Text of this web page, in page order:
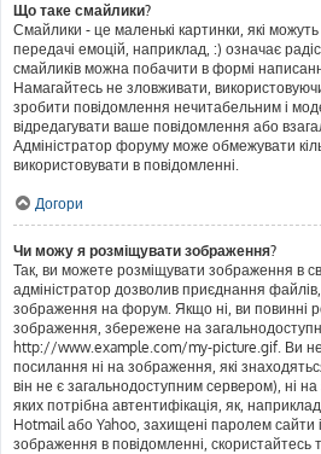
Що таке смайлики?
Смайлики - це маленькі картинки, які
передачі емоцій, наприклад, :) означає
смайликів можна побачити в формі
Намагайтесь не зловживати,
зробити повідомлення нечитабельним і
відредагувати ваше повідомлення або
Адміністратор форуму може обмежувати
використовувати в повідомленні.
Догори
Чи можу я розміщувати зображення?
Так, ви можете розміщувати зображення в
адміністратор дозволив приєднання
зображення на форум. Якщо ні, ви повинні
зображення, збережене на
http://www.example.com/my-picture.gif. Ви
посилання ні на зображення, які
він не є загальнодоступним сервером), ні
яких потрібна автентифікація, як,
Hotmail або Yahoo, захищені паролем сайти
зображення в повідомленні, скористайтесь